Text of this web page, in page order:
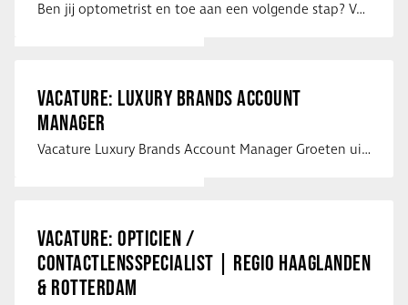
Ben jij optometrist en toe aan een volgende stap? Voor een optiekketen is Eye …
VACATURE: LUXURY BRANDS ACCOUNT
MANAGER
Vacature Luxury Brands Account Manager Groeten uit Spanje! Vanaf mijn …
VACATURE: OPTICIEN /
CONTACTLENSSPECIALIST | REGIO HAAGLANDEN
& ROTTERDAM